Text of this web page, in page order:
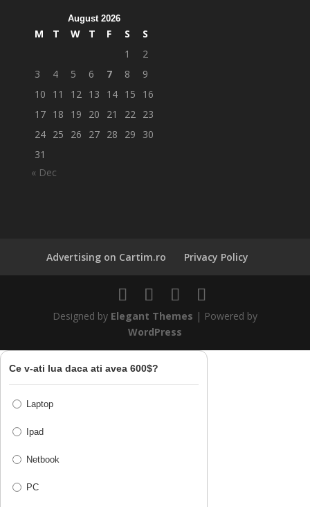
August 2026
M T W T F S
S
1
2
3
4 5 6 7 8
9
10
11 12 13 14 15
16
17 18 19 20 21 22
23
24 25 26 27 28 29
30
31
« Dec
Advertising on Cartim.ro Privacy Policy
Designed by Elegant Themes | Powered by
WordPress
Ce v-ati lua daca ati avea 600$?
Laptop
Ipad
Netbook
PC